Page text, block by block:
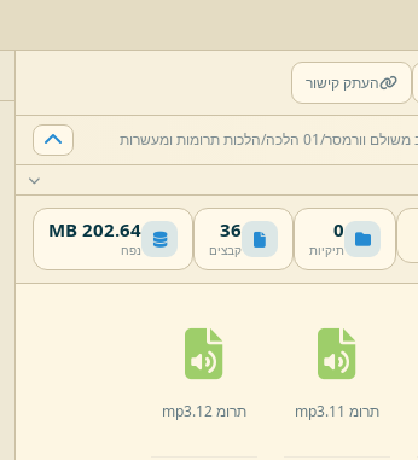
העתק קישור
01 הלכה/ הלכות תרומות ומעשרות
0
תיקיות
36
קבצים
202.64 MB
נפח
תרומ 11. mp3 תרומ 12. mp3